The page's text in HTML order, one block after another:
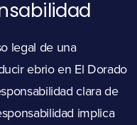
legal de una
ebrio en El Dorado
clara de
implica